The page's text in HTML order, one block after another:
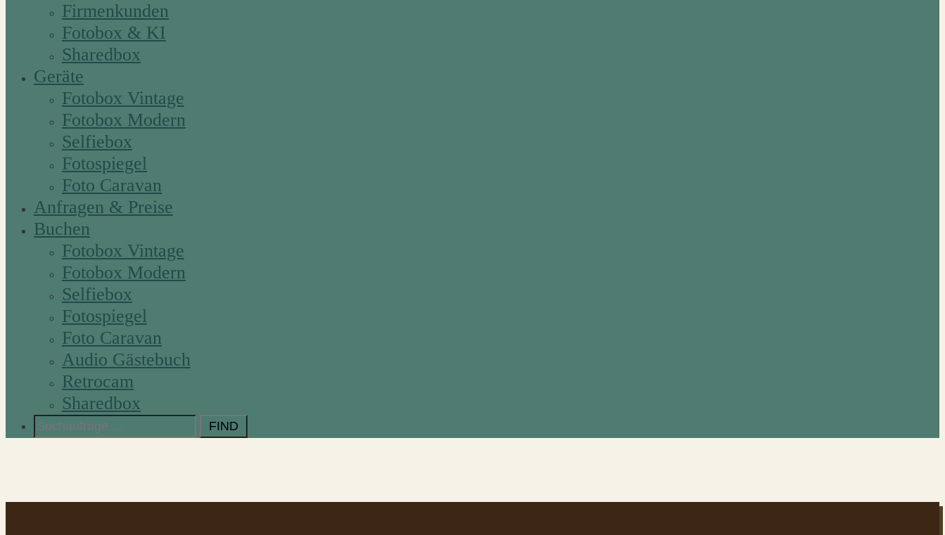
Firmenkunden
Fotobox & KI
Sharedbox
Geräte
Fotobox Vintage
Fotobox Modern
Selfiebox
Fotospiegel
Foto Caravan
Anfragen & Preise
Buchen
Fotobox Vintage
Fotobox Modern
Selfiebox
Fotospiegel
Foto Caravan
Audio Gästebuch
Retrocam
Sharedbox
Search
for: